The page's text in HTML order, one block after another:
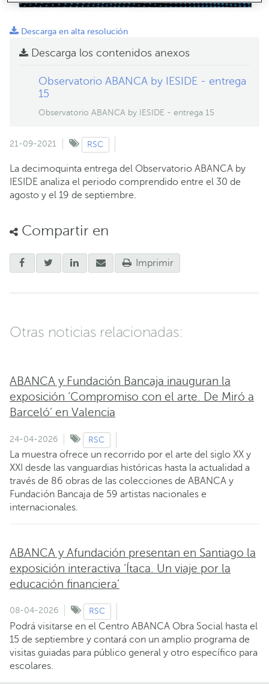
Descarga en alta resolución
Descarga los contenidos anexos
Observatorio ABANCA by IESIDE - entrega
15
Observatorio ABANCA by IESIDE - entrega 15
21-09-2021 RSC
La decimoquinta entrega del Observatorio ABANCA by
IESIDE analiza el periodo comprendido entre el 30 de
agosto y el 19 de septiembre.
Compartir en
Imprimir
Otras noticias relacionadas:
ABANCA y Fundación Bancaja inauguran la
exposición ‘Compromiso con el arte. De Miró a
Barceló’ en Valencia
24-04-2026 RSC
La muestra ofrece un recorrido por el arte del siglo XX y
XXI desde las vanguardias históricas hasta la actualidad a
través de 86 obras de las colecciones de ABANCA y
Fundación Bancaja de 59 artistas nacionales e
internacionales.
ABANCA y Afundación presentan en Santiago la
exposición interactiva ‘Ítaca. Un viaje por la
educación financiera’
08-04-2026 RSC
Podrá visitarse en el Centro ABANCA Obra Social hasta el
15 de septiembre y contará con un amplio programa de
visitas guiadas para público general y otro específico para
escolares.